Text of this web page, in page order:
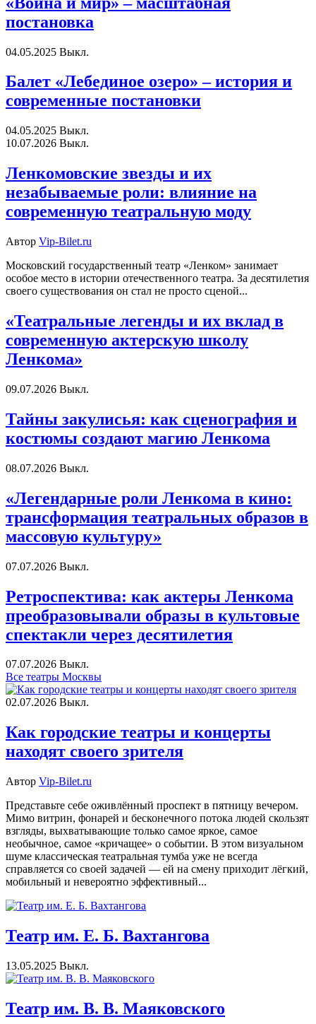
постановка
04.05.2025 Выкл.
Балет «Лебединое озеро» – история и
современные постановки
04.05.2025 Выкл.
10.07.2026 Выкл.
Ленкомовские звезды и их
незабываемые роли: влияние на
современную театральную моду
Автор Vip-Bilet.ru
Московский государственный театр «Ленком» занимает
особое место в истории отечественного театра. За десятилетия
своего существования он стал не просто сценой...
«Театральные легенды и их вклад в
современную актерскую школу
Ленкома»
09.07.2026 Выкл.
Тайны закулисья: как сценография и
костюмы создают магию Ленкома
08.07.2026 Выкл.
«Легендарные роли Ленкома в кино:
трансформация театральных образов в
массовую культуру»
07.07.2026 Выкл.
Ретроспектива: как актеры Ленкома
преобразовывали образы в культовые
спектакли через десятилетия
07.07.2026 Выкл.
Все театры Москвы
02.07.2026 Выкл.
Как городские театры и концерты
находят своего зрителя
Автор Vip-Bilet.ru
Представьте себе оживлённый проспект в пятницу вечером.
Мимо витрин, фонарей и бесконечного потока людей скользят
взгляды, выхватывающие только самое яркое, самое
необычное, самое «кричащее» о событии. В этом визуальном
шуме классическая театральная тумба уже не всегда
справляется со своей задачей — ей на смену приходит лёгкий,
мобильный и невероятно эффективный...
Театр им. Е. Б. Вахтангова
13.05.2025 Выкл.
Театр им. В. В. Маяковского